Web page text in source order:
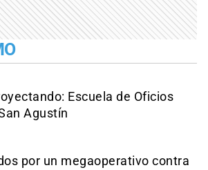
Escuela de Oficios
Agustín
por un megaoperativo contra